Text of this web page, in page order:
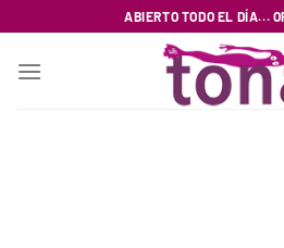
au
contenu
ABIERTO TODO EL DÍA...